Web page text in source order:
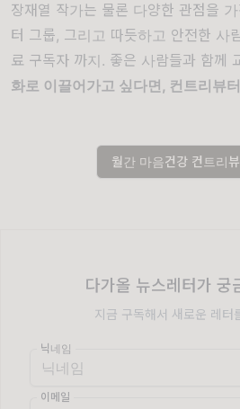
장재열 작가는 물론 다양한 관점을
터 그룹, 그리고 따듯하고 안전한 사
료 구독자 까지. 좋은 사람들과 함께
화로 이끌어가고 싶다면, 컨트리뷰
월간 마음건강 컨트리
다가올 뉴스레터가 궁
지금 구독해서 새로운 레터
닉네임
이메일